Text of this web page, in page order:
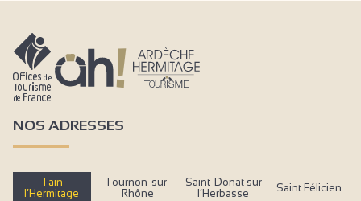
NOS ADRESSES
Tain
l’Hermitage
Tournon-sur-
Rhône
Saint-Donat sur
l’Herbasse
Saint Félicien